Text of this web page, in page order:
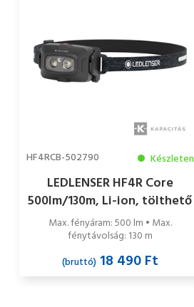
HF4RCB-502790 Készleten
LEDLENSER HF4R Core
500lm/130m, Li-ion, tölthető
fejlámpa, fekete
Max. fényáram: 500 lm • Max.
fénytávolság: 130 m
(bruttó)18 490 Ft